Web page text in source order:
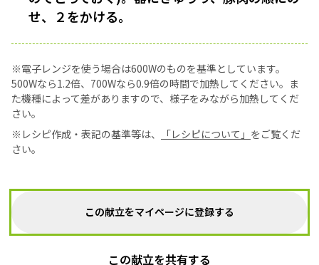
せ、２をかける。
※電子レンジを使う場合は600Wのものを基準としています。
500Wなら1.2倍、700Wなら0.9倍の時間で加熱してください。ま
た機種によって差がありますので、様子をみながら加熱してくだ
さい。
※レシピ作成・表記の基準等は、
「レシピについて」 をご覧くだ
さい。
この献立をマイページに登録する
この献立を共有する